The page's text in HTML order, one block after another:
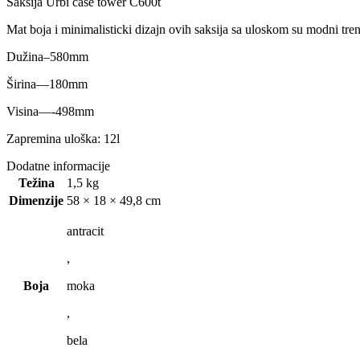
Mat boja i minimalisticki dizajn ovih saksija sa uloskom su modni
Dužina–580mm
Širina—180mm
Visina—-498mm
Zapremina uloška: 12l
Dodatne informacije
Težina
1,5 kg
Dimenzije 58 × 18 × 49,8 cm
Boja
antracit
,
moka
,
bela